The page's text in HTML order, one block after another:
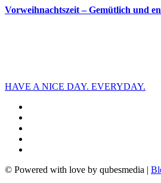
Vorweihnachtszeit – Gemütlich und
HAVE A NICE DAY. EVERYDAY.
© Powered with love by qubesmedia |